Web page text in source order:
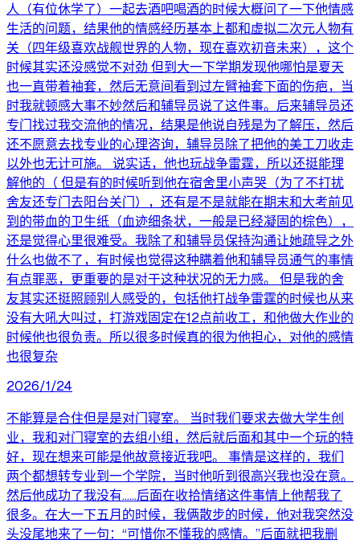
人（有位休学了）一起去酒吧喝酒的时候大概问了一下他情感
生活的问题，结果他的情感经历基本上都和虚拟二次元人物有
关（四年级喜欢战舰世界的人物，现在喜欢初音未来），这个
时候其实还没感觉不对劲 但到大一下学期发现他哪怕是夏天
也一直带着袖套，然后无意间看到过左臂袖套下面的伤疤，当
时我就顿感大事不妙然后和辅导员说了这件事。后来辅导员还
专门找过我交流他的情况，结果是他说自残是为了解压，然后
还不愿意去找专业的心理咨询，辅导员除了把他的美工刀收走
以外也无计可施。 说实话，他也玩战争雷霆，所以还挺能理
解他的（ 但是有的时候听到他在宿舍里小声哭（为了不打扰
舍友还专门去阳台关门），还有是不是就能在期末和大考前见
到的带血的卫生纸（血迹细条状，一般是已经凝固的棕色），
还是觉得心里很难受。我除了和辅导员保持沟通让她疏导之外
什么也做不了，有时候也觉得这种瞒着他和辅导员通气的事情
有点罪恶，更重要的是对于这种状况的无力感。 但是我的舍
友其实还挺照顾别人感受的，包括他打战争雷霆的时候也从来
没有大吼大叫过，打游戏固定在12点前收工，和他做大作业的
时候他也很负责。所以很多时候真的很为他担心，对他的感情
也很复杂
2026/1/24
不能算是合住但是是对门寝室。 当时我们要求去做大学生创
业，我和对门寝室的去组小组，然后就后面和其中一个玩的特
好，现在想来可能是他故意接近我吧。 事情是这样的，我们
两个都想转专业到一个学院，当时他听到很高兴我也没在意。
然后他成功了我没有......后面在收拾情绪这件事情上他帮我了
很多。在大一下五月的时候，我俩散步的时候，他对我突然没
头没尾地来了一句：“可惜你不懂我的感情。”后面就把我删